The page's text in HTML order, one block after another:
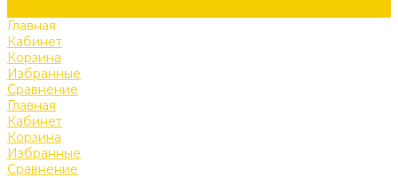
Главная
Кабинет
Корзина
Избранные
Сравнение
Главная
Кабинет
Корзина
Избранные
Сравнение